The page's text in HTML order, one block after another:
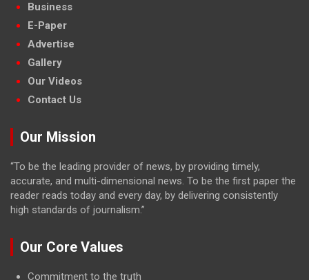
Business
E-Paper
Advertise
Gallery
Our Videos
Contact Us
Our Mission
“To be the leading provider of news, by providing timely,
accurate, and multi-dimensional news. To be the first paper the
reader reads today and every day, by delivering consistently
high standards of journalism.”
Our Core Values
Commitment to the truth